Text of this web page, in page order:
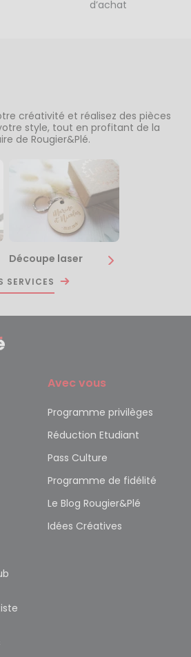
d’achat
créativité et réalisez des pièces
style, tout en profitant de la
de Rougier&Plé.
Découpe laser
SERVICES
Avec vous
Programme privilèges
Réduction Etudiant
Pass Culture
Programme de fidélité
Le Blog Rougier&Plé
Idées Créatives